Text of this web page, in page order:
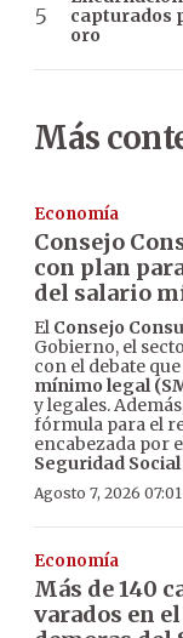
capturados
oro
Más
Economía
Consejo
con plan
del salario
El Consejo
Gobierno, el
con el debate
mínimo legal
y legales.
fórmula para el
encabezada por
Seguridad Social
Agosto 7, 2026
Economía
Más de 140
varados en